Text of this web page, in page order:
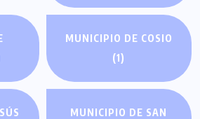
MUNICIPIO DE COSIO
(1)
MUNICIPIO DE SAN